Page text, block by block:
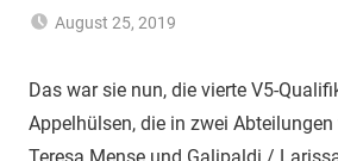
August 25, 2019
Schlüter
Das war sie nun, die vierte V5-
Appelhülsen, die in zwei
Teresa Mense und Galipaldi /